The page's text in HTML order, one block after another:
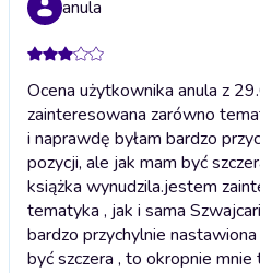
anula
Ocena użytkownika anula z
zainteresowana zarówno
i naprawdę byłam bardzo
pozycji, ale jak mam być
książka wynudzila.jestem
tematyka , jak i sama
bardzo przychylnie
być szczera , to okropnie mnie